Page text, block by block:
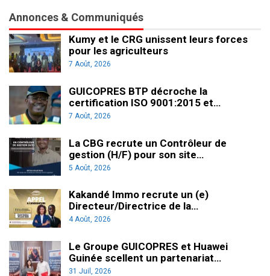
Annonces & Communiqués
Kumy et le CRG unissent leurs forces
pour les agriculteurs
7 Août, 2026
GUICOPRES BTP décroche la
certification ISO 9001:2015 et…
7 Août, 2026
La CBG recrute un Contrôleur de
gestion (H/F) pour son site…
5 Août, 2026
Kakandé Immo recrute un (e)
Directeur/Directrice de la…
4 Août, 2026
Le Groupe GUICOPRES et Huawei
Guinée scellent un partenariat…
31 Juil, 2026